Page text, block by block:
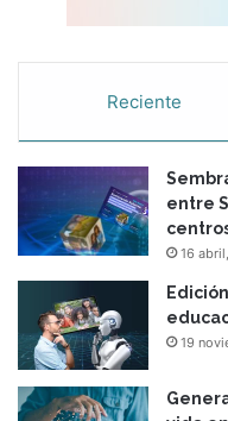
Reciente
entre
16
19